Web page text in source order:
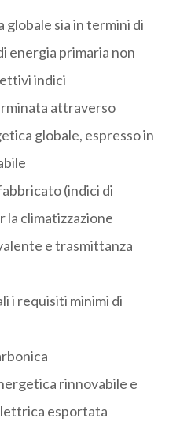
sia in termini di
energia primaria non
indici
attraverso
globale, espresso in
(indici di
la climatizzazione
e trasmittanza
i requisiti minimi di
rinnovabile e
esportata